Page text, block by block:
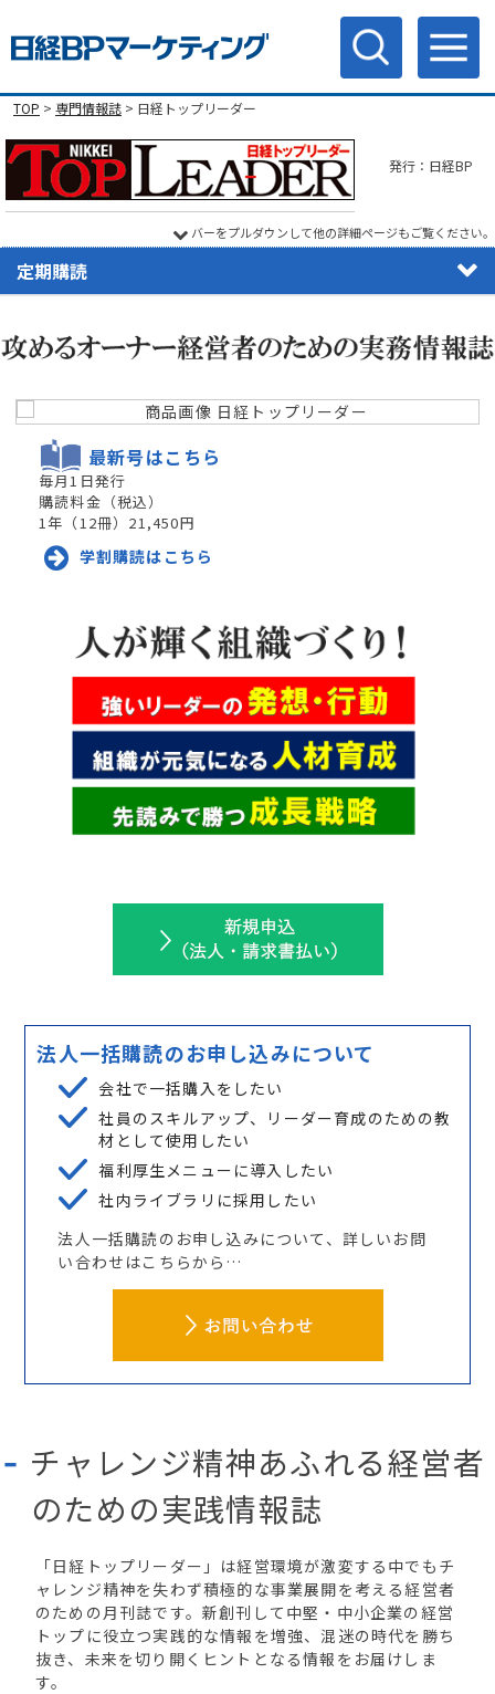
TOP > 専門情報誌 > 日経トップリーダー
発行：日経BP
バーをプルダウンして他の詳細ページもご覧ください。
定期購読
最新号はこちら
毎月1日発行
購読料金（税込）
1年（12冊）21,450円
学割購読はこちら
法人一括購読のお申し込みについて
会社で一括購入をしたい
社員のスキルアップ、リーダー育成のための教
材として使用したい
福利厚生メニューに導入したい
社内ライブラリに採用したい
法人一括購読のお申し込みについて、詳しいお問
い合わせはこちらから…
チャレンジ精神あふれる経営者
のための実践情報誌
「日経トップリーダー」は経営環境が激変する中でもチ
ャレンジ精神を失わず積極的な事業展開を考える経営者
のための月刊誌です。新創刊して中堅・中小企業の経営
トップに役立つ実践的な情報を増強、混迷の時代を勝ち
抜き、未来を切り開くヒントとなる情報をお届けしま
す。